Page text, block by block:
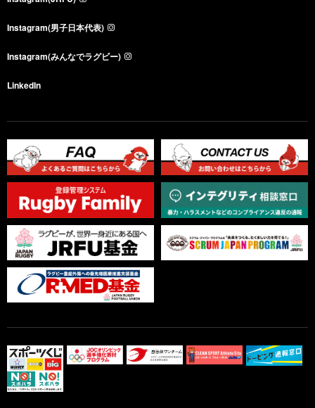
Instagram(男子日本代表)
Instagram(みんなでラグビー)
LinkedIn